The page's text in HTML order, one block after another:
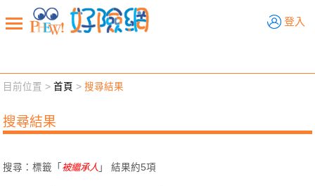
登入
新聞觀點 業務交流
退休先準備 好險學堂 輔銷工具 活動專區
目前位置 >首頁 >搜尋結果
搜尋結果
搜尋：標籤「 被繼承人 」 結果約5項